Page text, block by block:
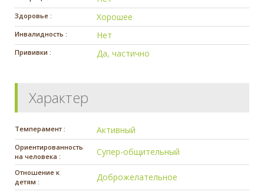
Здоровье : Хорошее
Инвалидность : Нет
Прививки : Да, частично
Характер
Темперамент : Активный
Ориентированность
на человека :
Супер-общительный
Отношение к
детям :
Доброжелательное